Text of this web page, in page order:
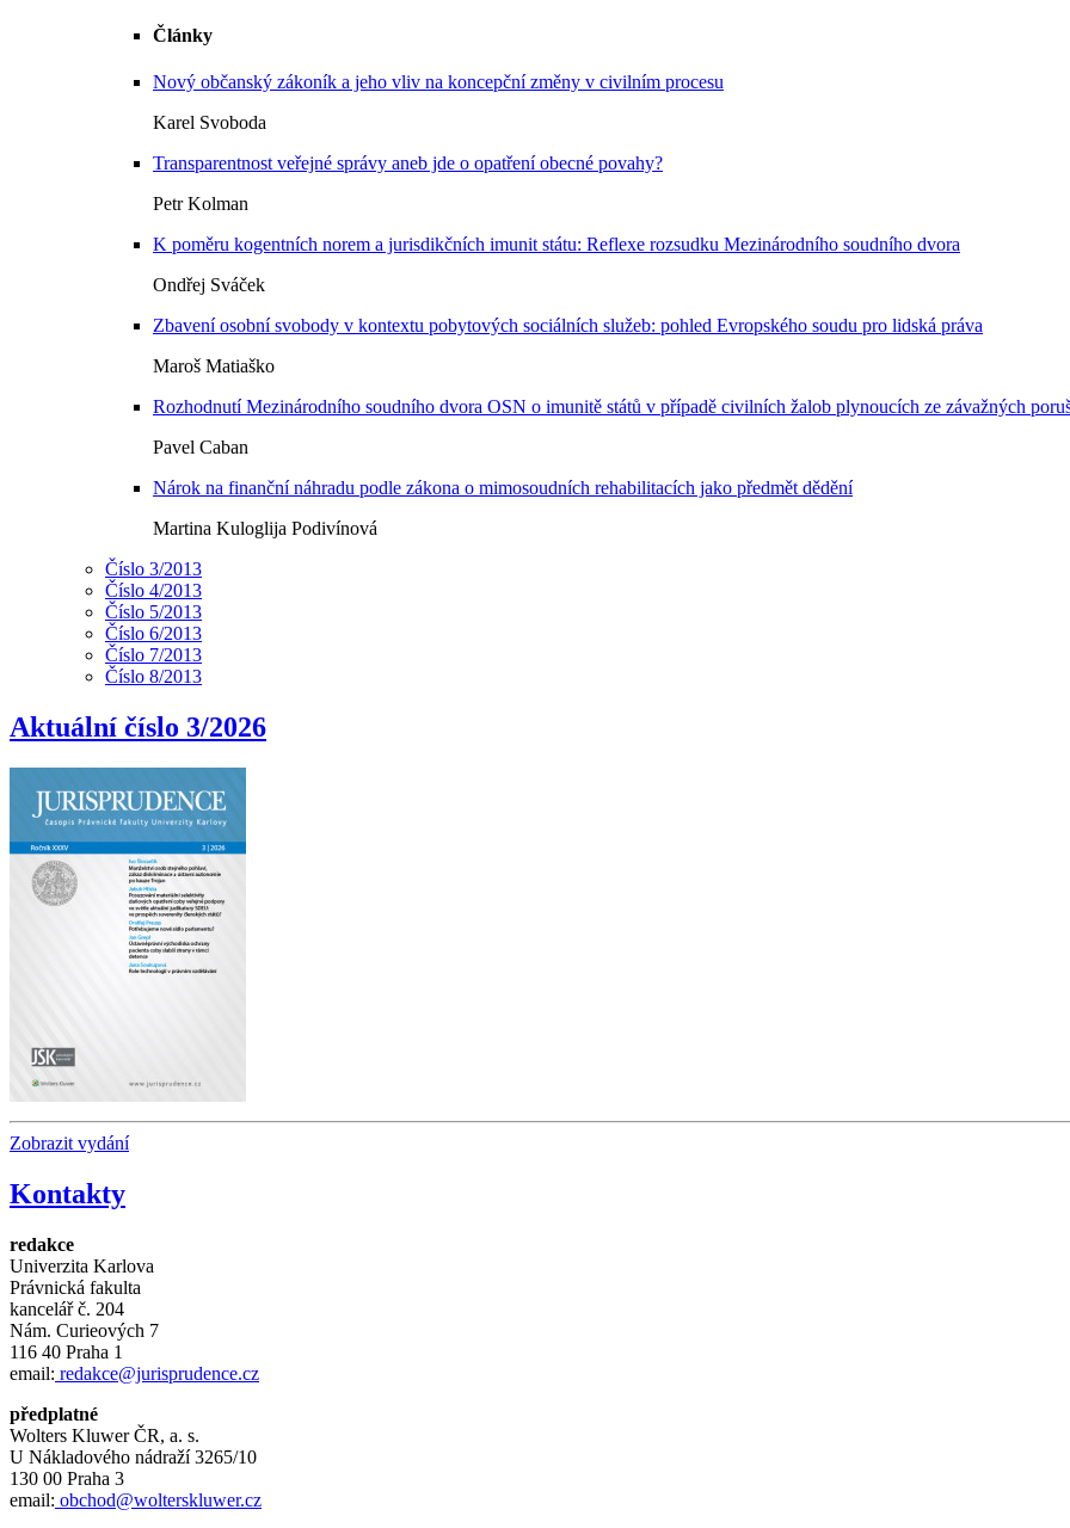
Články
Nový občanský zákoník a jeho vliv na koncepční změny v civilním procesu
Karel Svoboda
Transparentnost veřejné správy aneb jde o opatření obecné povahy?
Petr Kolman
K poměru kogentních norem a jurisdikčních imunit státu: Reflexe rozsudku Mezinárodního soudního dvora
Ondřej Sváček
Zbavení osobní svobody v kontextu pobytových sociálních služeb: pohled Evropského soudu pro lidská práva
Maroš Matiaško
Rozhodnutí Mezinárodního soudního dvora OSN o imunitě států v případě civilních žalob plynoucích ze závažných
Pavel Caban
Nárok na finanční náhradu podle zákona o mimosoudních rehabilitacích jako předmět dědění
Martina Kuloglija Podivínová
Číslo 3/2013
Číslo 4/2013
Číslo 5/2013
Číslo 6/2013
Číslo 7/2013
Číslo 8/2013
Aktuální číslo 3/2026
Zobrazit vydání
Kontakty
redakce
Univerzita Karlova
Právnická fakulta
kancelář č. 204
Nám. Curieových 7
116 40 Praha 1
email: redakce@jurisprudence.cz
předplatné
Wolters Kluwer ČR, a. s.
U Nákladového nádraží 3265/10
130 00 Praha 3
email: obchod@wolterskluwer.cz